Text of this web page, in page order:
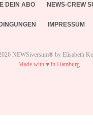
DEIN ABO NEWS-CREW
IMPRESSUM
NEWSiversum® by Elisabeth
Made with ♥ in Hamburg